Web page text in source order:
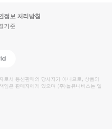
정보 처리방침
기준
로서 통신판매의 당사자가 아니므로, 상품의
임은 판매자에게 있으며 (주)놀유니버스는 일